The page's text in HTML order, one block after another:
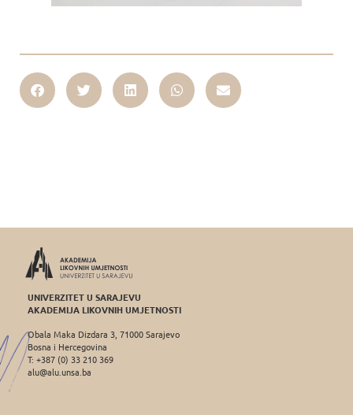
UNIVERZITET U SARAJEVU
AKADEMIJA LIKOVNIH UMJETNOSTI
Obala Maka Dizdara 3, 71000 Sarajevo
Bosna i Hercegovina
T: +387 (0) 33 210 369
alu@alu.unsa.ba